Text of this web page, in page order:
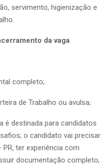
servimento, higienização e
da vaga
completo;
de Trabalho ou avulsa;
é destinada para candidatos
o candidato vai precisar
ter experiência com
documentação completo;